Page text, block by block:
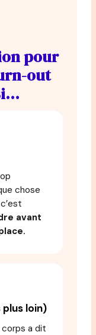
pour
out
chose
avant
plus loin)
corps a dit